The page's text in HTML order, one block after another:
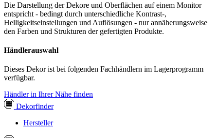
Die Darstellung der Dekore und Oberflächen auf einem Monitor
entspricht - bedingt durch unterschiedliche Kontrast-,
Helligkeitseinstellungen und Auflösungen - nur annäherungsweise
den Farben und Strukturen der gefertigten Produkte.
Händlerauswahl
Dieses Dekor ist bei folgenden Fachhändlern im Lagerprogramm
verfügbar.
Händler in Ihrer Nähe finden
Dekorfinder
Hersteller